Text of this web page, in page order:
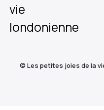
vie
londonienne
© Les petites joies de la